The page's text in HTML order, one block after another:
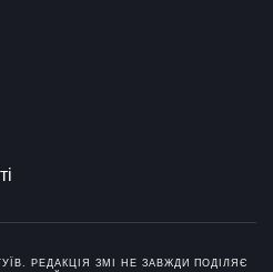
РЕДАКЦІЯ ЗМІ НЕ ЗАВЖДИ ПОДІЛЯЄ